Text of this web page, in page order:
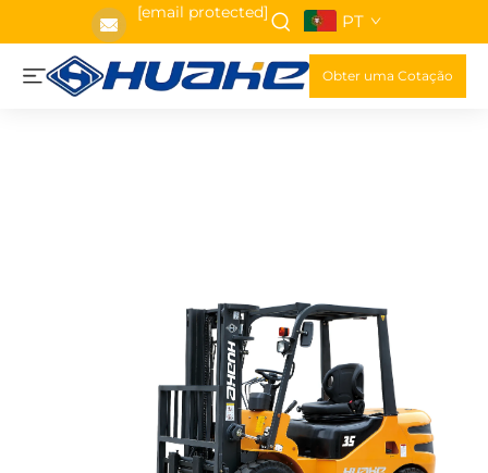
[email protected] PT
Obter uma Cotação